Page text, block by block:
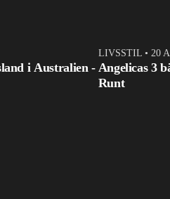
i Australien -
LIVSSTIL• 20
Angelicas 3
Runt